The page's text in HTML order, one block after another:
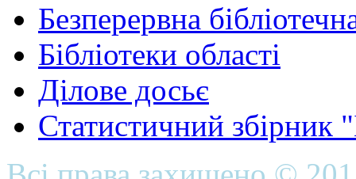
Безперервна
Бібліотеки області
Ділове досьє
Статистичний